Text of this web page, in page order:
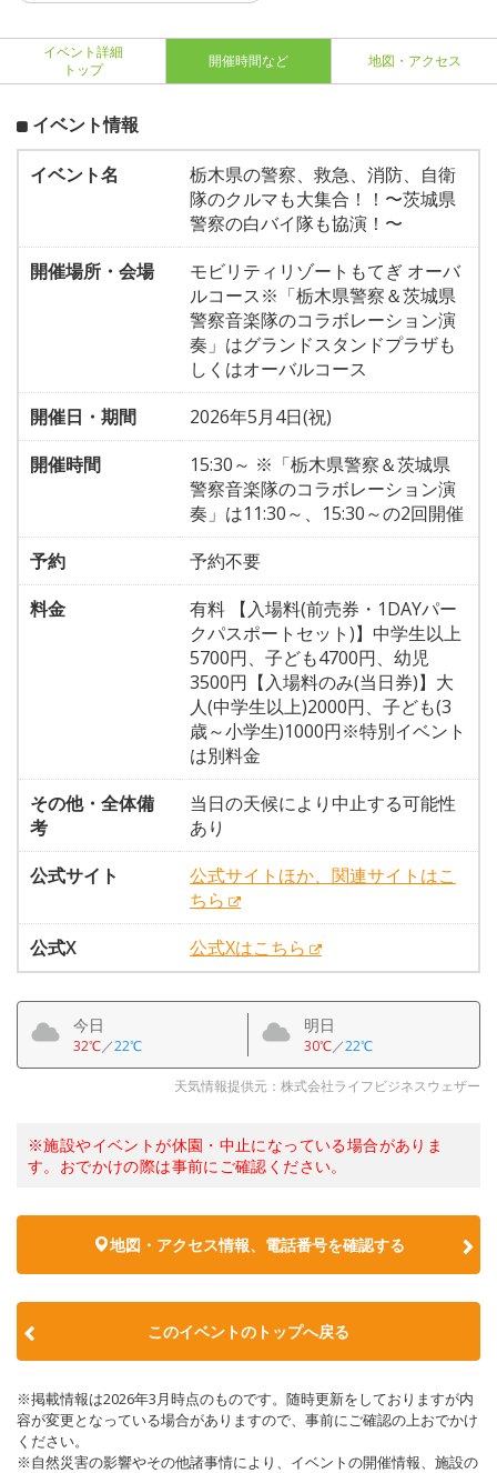
イベント詳細
トップ
開催時間など 地図・アクセス
イベント情報
イベント名
栃木県の警察、救急、消防、自衛
隊のクルマも大集合！！〜茨城県
警察の白バイ隊も協演！〜
開催場所・会場
モビリティリゾートもてぎ オーバ
ルコース※「栃木県警察＆茨城県
警察音楽隊のコラボレーション演
奏」はグランドスタンドプラザも
しくはオーバルコース
開催日・期間
2026年5月4日(祝)
開催時間
15:30～ ※「栃木県警察＆茨城県
警察音楽隊のコラボレーション演
奏」は11:30～、15:30～の2回開催
予約
予約不要
料金
有料 【入場料(前売券・1DAYパー
クパスポートセット)】中学生以上
5700円、子ども4700円、幼児
3500円【入場料のみ(当日券)】大
人(中学生以上)2000円、子ども(3
歳～小学生)1000円※特別イベント
は別料金
その他・全体備
考
当日の天候により中止する可能性
あり
公式サイト
公式サイトほか、関連サイトはこ
ちら
公式X
公式Xはこちら
今日
32℃／22℃
明日
30℃／22℃
天気情報提供元：株式会社ライフビジネスウェザー
※施設やイベントが休園・中止になっている場合がありま
す。おでかけの際は事前にご確認ください。
地図・アクセス情報、電話番号を確認する
このイベントのトップへ戻る
※掲載情報は2026年3月時点のものです。随時更新をしておりますが内
容が変更となっている場合がありますので、事前にご確認の上おでかけ
ください。
※自然災害の影響やその他諸事情により、イベントの開催情報、施設の